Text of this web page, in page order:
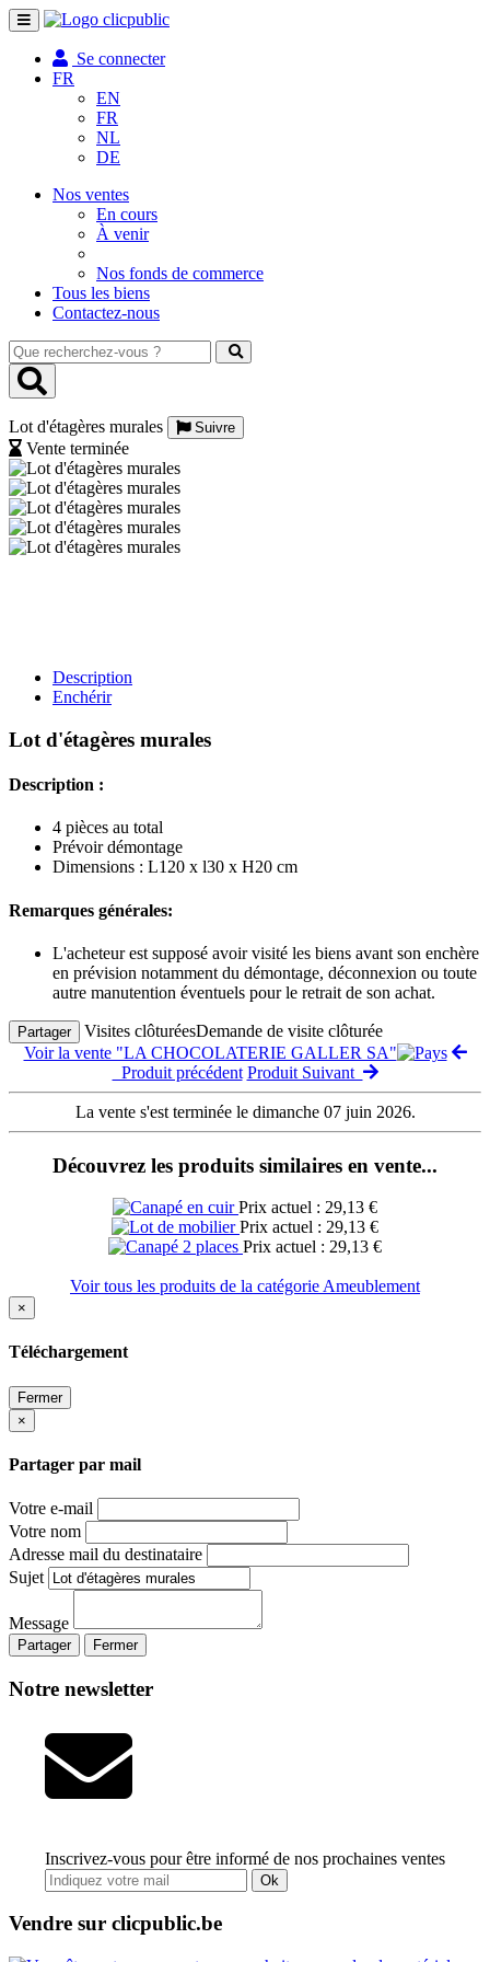
Toggle
navigation
Se connecter
FR
EN
FR
NL
DE
Nos ventes
En cours
À venir
Nos fonds de commerce
Tous les biens
Contactez-nous
Que
recherchez-
vous
Lot d'étagères murales
Suivre
Vente terminée
Description
Enchérir
Lot d'étagères murales
Description :
4 pièces au total
Prévoir démontage
Dimensions : L120 x l30 x H20 cm
Remarques générales:
L'acheteur est supposé avoir visité les biens avant son enchère
en prévision notamment du démontage, déconnexion ou toute
autre manutention éventuels pour le retrait de son achat.
Partager Visites clôturéesDemande de visite clôturée
Voir la vente "LA CHOCOLATERIE GALLER SA"
Produit précédent Produit Suivant
La vente s'est terminée le dimanche 07 juin 2026.
Découvrez les produits similaires en vente...
Prix actuel : 29,13 €
Prix actuel : 29,13 €
Prix actuel : 29,13 €
Voir tous les produits de la catégorie Ameublement
×
Téléchargement
Fermer
×
Partager par mail
Votre e-mail
Votre nom
Adresse mail du destinataire
Sujet
Message
Partager Fermer
Notre newsletter
Inscrivez-vous pour être informé de nos prochaines ventes
Ok
Vendre sur clicpublic.be